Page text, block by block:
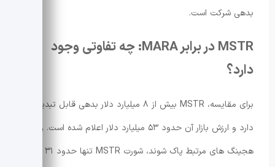
بدهی شرکت است.
MSTR در برابر MARA: چه تفاوتی وجود
دارد؟
برای مقایسه، MSTR بیش از ۸ میلیارد دلار بدهی قابل تبدیل
دارد و ارزش بازار آن حدود ۵۳ میلیارد دلار اعلام شده است. وقتی